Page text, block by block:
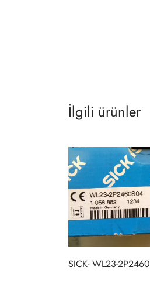
İlgili ürünler
SICK- WL23-